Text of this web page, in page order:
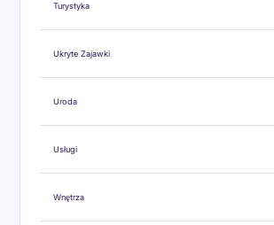
Turystyka
Ukryte Zajawki
Uroda
Usługi
Wnętrza